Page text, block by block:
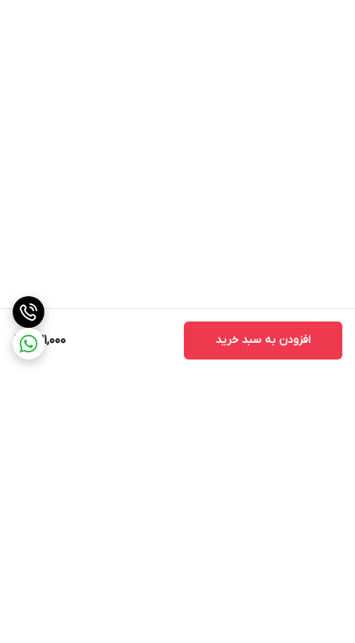
631,000 افزودن به سبد خرید